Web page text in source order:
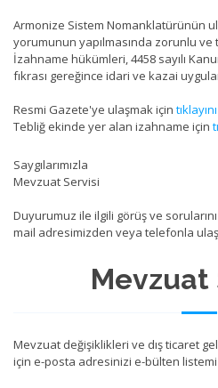
Mevzuat
Mevzuat değişiklikleri ve dış ticaret
için e-posta adresinizi e-bülten
Armonize Sistem Nomanklatürünün
yorumunun yapılmasında zorunlu ve
İzahname hükümleri, 4458 sayılı
fıkrası gereğince idari ve kazai
Resmi Gazete'ye ulaşmak için
Tebliğ ekinde yer alan izahname için
Saygılarımızla
Mevzuat Servisi
Duyurumuz ile ilgili görüş ve
mail adresimizden veya telefonla